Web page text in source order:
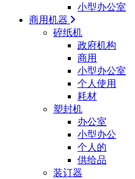
小型办公室
商用机器
碎纸机
政府机构
商用
小型办公室
个人使用
耗材
塑封机
办公室
小型办公
个人的
供给品
装订器